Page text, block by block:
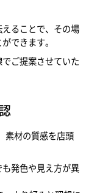
ることで、その場
できます。
ご提案させていた
素材の質感を店頭
発色や見え方が異